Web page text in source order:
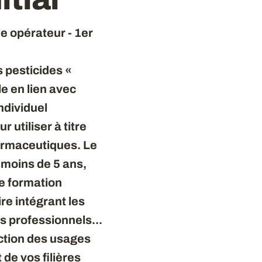
opérateur - 1er
pesticides «
en lien avec
utiliser à titre
Le
de 5 ans,
formation
intégrant les
professionnels...
des usages
de vos filières